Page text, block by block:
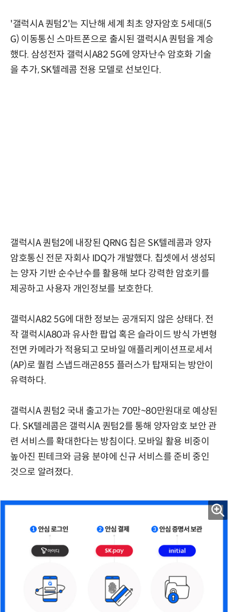
'갤럭시A 퀀텀2'는 지난해 세계 최초 양자암호 5세대(5
G) 이동통신 스마트폰으로 출시된 갤럭시A 퀀텀을 계승
했다. 삼성전자 갤럭시A82 5G에 양자난수 암호화 기술
을 추가, SK텔레콤 전용 모델로 선보인다.
갤럭시A 퀀텀2에 내장된 QRNG 칩은 SK텔레콤과 양자
암호통신 전문 자회사 IDQ가 개발했다. 칩셋에서 생성되
는 양자 기반 순수난수를 활용해 보다 강력한 암호키를
제공하고 사용자 개인정보를 보호한다.
갤럭시A82 5G에 대한 정보는 공개되지 않은 상태다. 전
작 갤럭시A80과 유사한 팝업 혹은 슬라이드 방식 가변형
전면 카메라가 적용되고 모바일 애플리케이션프로세서
(AP)로 퀄컴 스냅드래곤855 플러스가 탑재되는 방안이
유력하다.
갤럭시A 퀀텀2 국내 출고가는 70만~80만원대로 예상된
다. SK텔레콤은 갤럭시A 퀀텀2를 통해 양자암호 보안 관
련 서비스를 확대한다는 방침이다. 모바일 활용 비중이
높아진 핀테크와 금융 분야에 신규 서비스를 준비 중인
것으로 알려졌다.